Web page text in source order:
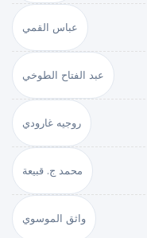
عباس القمي
عبد الفتاح الطوخي
روجيه غارودي
محمد ج. قبيعة
واثق الموسوي